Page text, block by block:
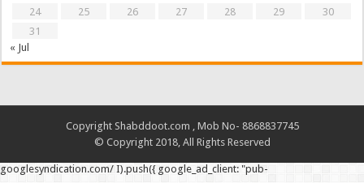
24
25 26 27 28 29
30
31
« Jul
Copyright Shabddoot.com , Mob No- 8868837745
© Copyright 2018, All Rights Reserved
googlesyndication.com/ I).push({ google_ad_client: "pub-